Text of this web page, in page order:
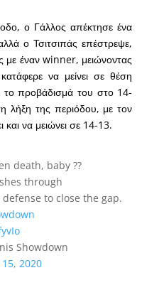
ο Γάλλος απέκτησε ένα
ο Τσιτσιπάς επέστρεψε,
με έναν winner, μειώνοντας
να μείνει σε θέση
το προβάδισμά του στο 14-
λήξη της περιόδου, με τον
να μειώνει σε 14-13.
death, baby ??
through
defense to close the gap.
Showdown
15, 2020